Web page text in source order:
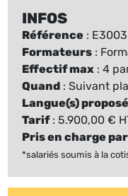
INFOS
Référence : E3003
Formateurs :
Effectif max : 4
Quand : Suivant
Langue(s)
Tarif: 5.900,00 €
Pris en charge
*salariés soumis à la